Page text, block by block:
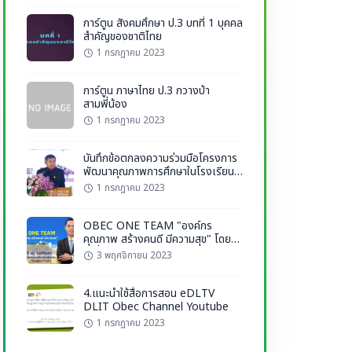
การ์ตูน สังคมศึกษา ป.3 บทที่ 1 บุคคล
สำคัญของชาติไทย
1 กรกฎาคม 2023
การ์ตูน ภาษาไทย ป.3 กวางป่า
สามพี่น้อง
1 กรกฎาคม 2023
บันทึกข้อตกลงความร่วมมือโครงการ
พัฒนาคุณภาพการศึกษาในโรงเรียน
ตำรวจตระเวนชายแดน
1 กรกฎาคม 2023
OBEC ONE TEAM "องค์กร
คุณภาพ สร้างคนดี มีความสุข" โดย
ว่าที่ร้อยตรี ธนุ วงษ์จินดา เลขาธิการ
3 พฤศจิกายน 2023
4.แนะนำใช้สื่อการสอน eDLTV
DLIT Obec Channel Youtube
1 กรกฎาคม 2023